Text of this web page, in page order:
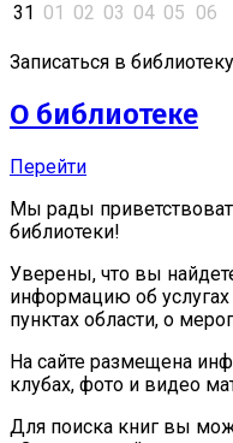
31 01 02 03 04 05 06
Записаться в библиотеку
О библиотеке
Перейти
Мы рады
библиотеки!
Уверены, что вы
информацию об
пунктах области, о
На сайте размещена
клубах, фото и видео
Для поиска книг вы